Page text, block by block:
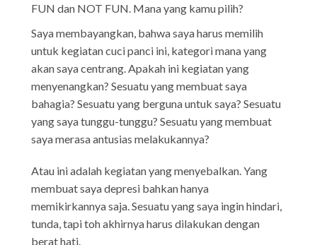
FUN dan NOT FUN. Mana yang kamu pilih?
Saya membayangkan, bahwa saya harus memilih
untuk kegiatan cuci panci ini, kategori mana yang
akan saya centrang. Apakah ini kegiatan yang
menyenangkan? Sesuatu yang membuat saya
bahagia? Sesuatu yang berguna untuk saya? Sesuatu
yang saya tunggu-tunggu? Sesuatu yang membuat
saya merasa antusias melakukannya?
Atau ini adalah kegiatan yang menyebalkan. Yang
membuat saya depresi bahkan hanya
memikirkannya saja. Sesuatu yang saya ingin hindari,
tunda, tapi toh akhirnya harus dilakukan dengan
berat hati.